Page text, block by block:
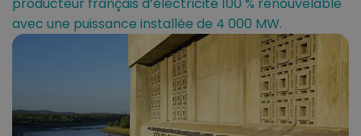
avec une puissance installée de 4 000 MW.